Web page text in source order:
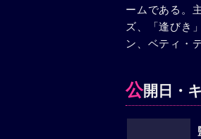
していること
ームである。
ズ、「逢びき
ン、ベティ・
公開日・